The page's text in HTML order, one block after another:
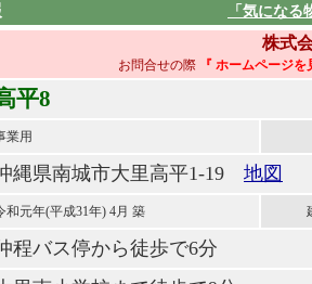
「気になる
株式
お問合せの際 『 ホームページを
平8
業用
縄県南城市大里高平1-19 地図
和元年(平成31年) 4月 築
程バス停から徒歩で6分